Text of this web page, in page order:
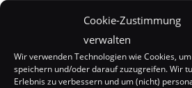
Cookie-Zustimmung
verwalten
Wir verwenden Technologien wie Cookies,
speichern und/oder darauf zuzugreifen. Wir
Erlebnis zu verbessern und um (nicht)